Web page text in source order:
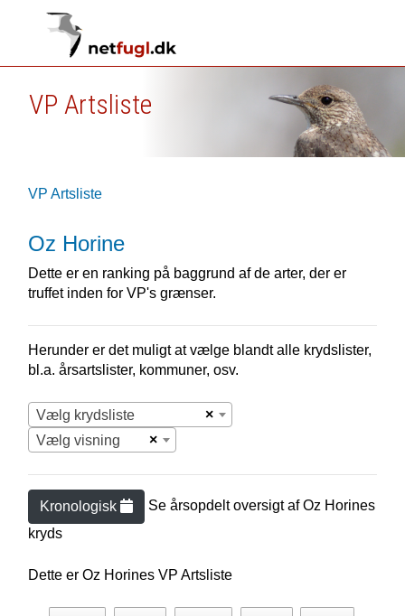
VP Artsliste
VP Artsliste
Oz Horine
Dette er en ranking på baggrund af de arter, der er
truffet inden for VP's grænser.
Herunder er det muligt at vælge blandt alle krydslister,
bl.a. årsartslister, kommuner, osv.
×
Vælg krydsliste
×
Vælg visning
Kronologisk Se årsopdelt oversigt afOz Horines
kryds
Dette er Oz Horines VP Artsliste